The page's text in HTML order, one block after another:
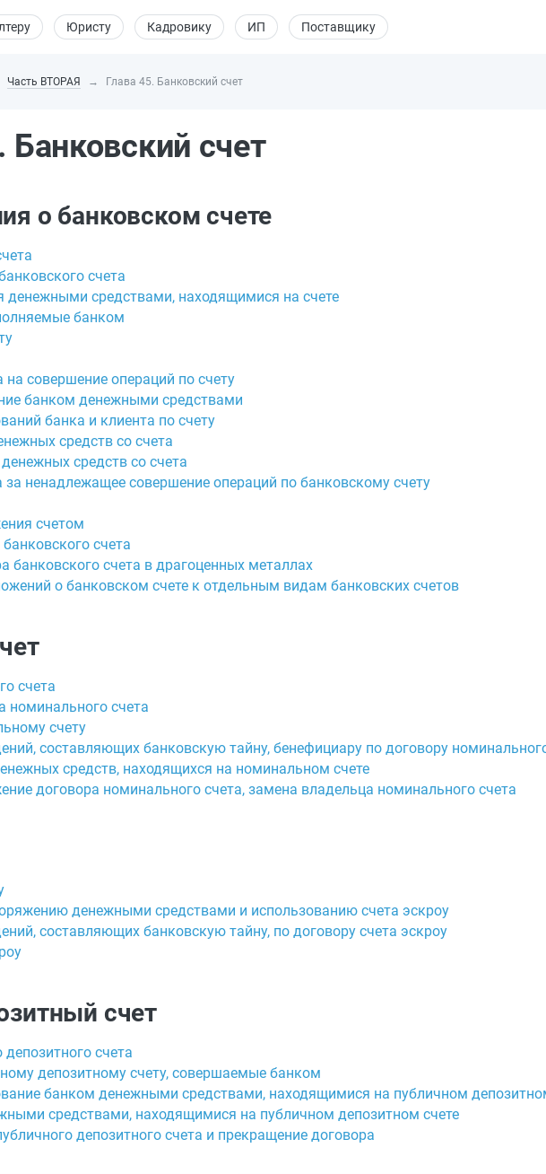
Юристу Кадровику ИП Поставщику
Часть ВТОРАЯ Глава 45. Банковский счет
счет
о банковском счете
счета
денежными средствами, находящимися на счете
банком
совершение операций по счету
банком денежными средствами
банка и клиента по счету
средств со счета
средств со счета
за ненадлежащее совершение операций по банковскому счету
счетом
счета
банковского счета в драгоценных металлах
о банковском счете к отдельным видам банковских счетов
счета
номинального счета
счету
составляющих банковскую тайну, бенефициару по договору
средств, находящихся на номинальном счете
договора номинального счета, замена владельца номинального счета
денежными средствами и использованию счета эскроу
составляющих банковскую тайну, по договору счета эскроу
счет
счета
депозитному счету, совершаемые банком
банком денежными средствами, находящимися на публичном
средствами, находящимися на публичном депозитном счете
депозитного счета и прекращение договора